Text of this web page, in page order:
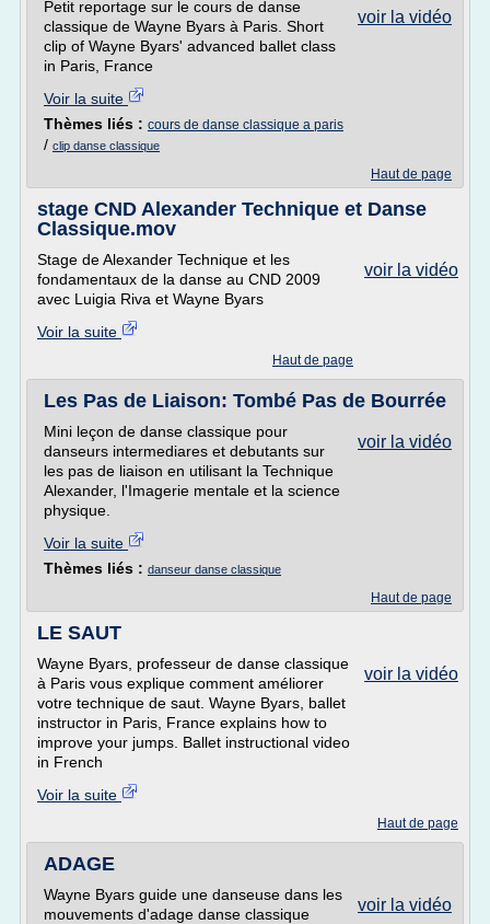
voir la vidéo
Petit reportage sur le cours de danse
classique de Wayne Byars à Paris. Short
clip of Wayne Byars' advanced ballet class
in Paris, France
Voir la suite
Thèmes liés : cours de danse classique a paris
/ clip danse classique
Haut de page
stage CND Alexander Technique et Danse
Classique.mov
voir la vidéo
Stage de Alexander Technique et les
fondamentaux de la danse au CND 2009
avec Luigia Riva et Wayne Byars
Voir la suite
Haut de page
Les Pas de Liaison: Tombé Pas de Bourrée
voir la vidéo
Mini leçon de danse classique pour
danseurs intermediares et debutants sur
les pas de liaison en utilisant la Technique
Alexander, l'Imagerie mentale et la science
physique.
Voir la suite
Thèmes liés : danseur danse classique
Haut de page
LE SAUT
voir la vidéo
Wayne Byars, professeur de danse classique
à Paris vous explique comment améliorer
votre technique de saut. Wayne Byars, ballet
instructor in Paris, France explains how to
improve your jumps. Ballet instructional video
in French
Voir la suite
Haut de page
ADAGE
voir la vidéo
Wayne Byars guide une danseuse dans les
mouvements d'adage danse classique